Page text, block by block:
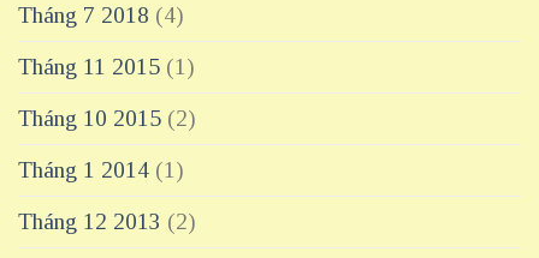
Tháng 7 2018 (4)
Tháng 11 2015 (1)
Tháng 10 2015 (2)
Tháng 1 2014 (1)
Tháng 12 2013 (2)